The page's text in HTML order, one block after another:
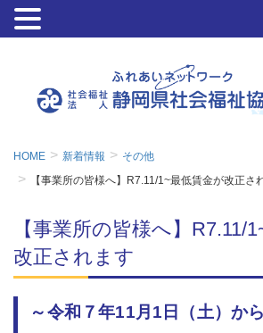
HOME 新着情報
その他
【事業所の皆様へ】R7.11/1~最低賃金が改正さ
【事業所の皆様へ】R7.11/
改正されます
～令和７年11月1日（土）か